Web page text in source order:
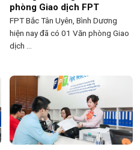
phòng Giao dịch FPT
FPT Bắc Tân Uyên, Bình Dương
hiện nay đã có 01 Văn phòng Giao
dịch ...